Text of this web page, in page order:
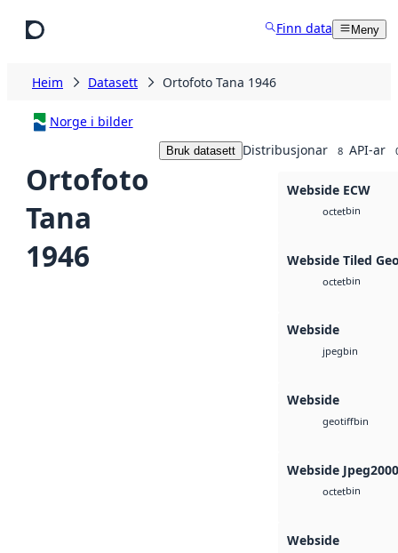
Finn data Meny
Heim Datasett Ortofoto Tana 1946
Norge i bilder
Ortofoto
Tana
1946
Bruk datasett Distribusjonar 8 API-ar
Webside ECW
octetbin
Webside Tiled
octetbin
Webside
jpegbin
Webside
geotiffbin
Webside Jpeg2000
octetbin
Webside